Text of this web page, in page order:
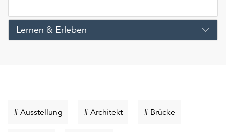
Lernen & Erleben
# Ausstellung Schlüsselwort
# ArchitektSchlüsselwort
# Brücke